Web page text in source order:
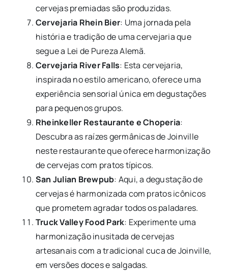
cervejas premiadas são produzidas.
Cervejaria Rhein Bier: Uma jornada pela
história e tradição de uma cervejaria que
segue a Lei de Pureza Alemã.
Cervejaria River Falls: Esta cervejaria,
inspirada no estilo americano, oferece uma
experiência sensorial única em degustações
para pequenos grupos.
Rheinkeller Restaurante e Choperia:
Descubra as raízes germânicas de Joinville
neste restaurante que oferece harmonização
de cervejas com pratos típicos.
San Julian Brewpub: Aqui, a degustação de
cervejas é harmonizada com pratos icônicos
que prometem agradar todos os paladares.
Truck Valley Food Park: Experimente uma
harmonização inusitada de cervejas
artesanais com a tradicional cuca de Joinville,
em versões doces e salgadas.